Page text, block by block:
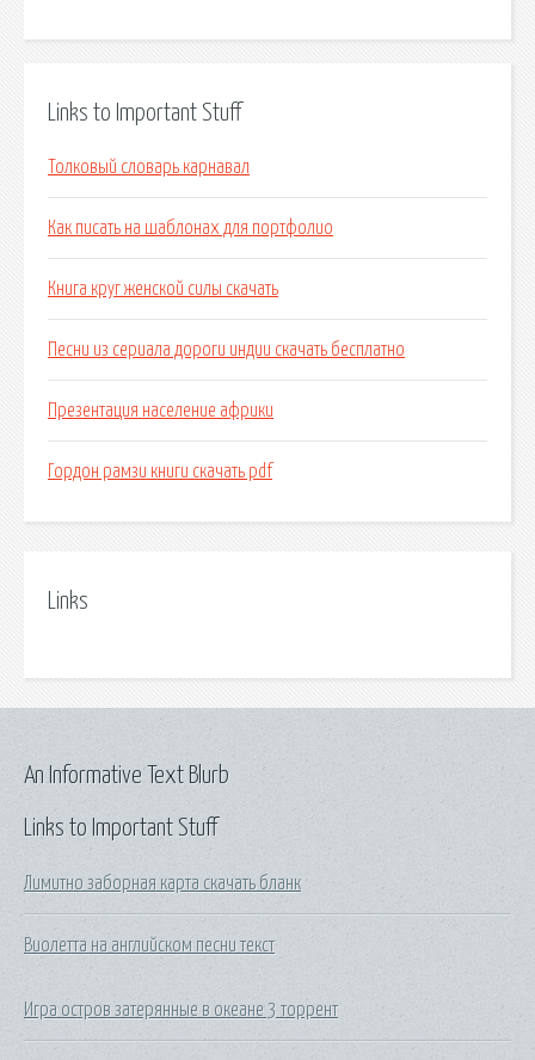
Links to Important Stuff
Толковый словарь карнавал
Как писать на шаблонах для портфолио
Книга круг женской силы скачать
Песни из сериала дороги индии скачать бесплатно
Презентация население африки
Гордон рамзи книги скачать pdf
Links
Links to Important Stuff
Лимитно заборная карта скачать бланк
Виолетта на английском песни текст
Игра остров затерянные в океане 3 торрент
An Informative Text Blurb